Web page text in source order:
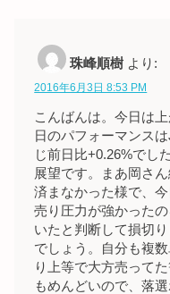
珠峰順樹 より:
2016年6月3日 8:53 PM
こんばんは。今日は
日のパフォーマンス
じ前日比+0.26%でし
展望です。まあ岡さ
済まなかった様で、
売り圧力が強かった
いたと判断して損切
でしょう。自分も複
り上等で大方売って
もめんどいので、落